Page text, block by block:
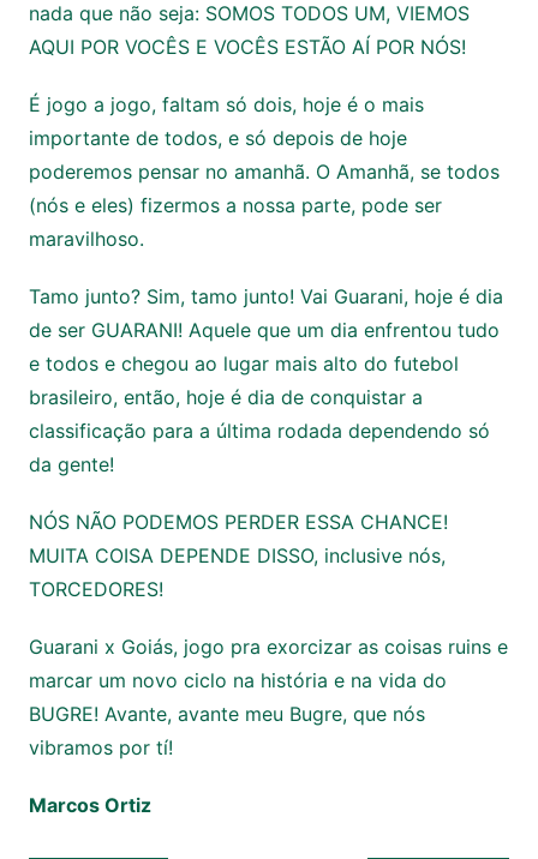
nada que não seja: SOMOS TODOS UM, VIEMOS
AQUI POR VOCÊS E VOCÊS ESTÃO AÍ POR NÓS!
É jogo a jogo, faltam só dois, hoje é o mais
importante de todos, e só depois de hoje
poderemos pensar no amanhã. O Amanhã, se todos
(nós e eles) fizermos a nossa parte, pode ser
maravilhoso.
Tamo junto? Sim, tamo junto! Vai Guarani, hoje é dia
de ser GUARANI! Aquele que um dia enfrentou tudo
e todos e chegou ao lugar mais alto do futebol
brasileiro, então, hoje é dia de conquistar a
classificação para a última rodada dependendo só
da gente!
NÓS NÃO PODEMOS PERDER ESSA CHANCE!
MUITA COISA DEPENDE DISSO, inclusive nós,
TORCEDORES!
Guarani x Goiás, jogo pra exorcizar as coisas ruins e
marcar um novo ciclo na história e na vida do
BUGRE! Avante, avante meu Bugre, que nós
vibramos por tí!
Marcos Ortiz